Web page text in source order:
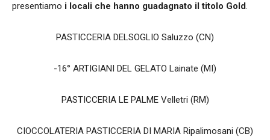
presentiamo i locali che hanno guadagnato il titolo Gold.
PASTICCERIA DELSOGLIO Saluzzo (CN)
-16° ARTIGIANI DEL GELATO Lainate (MI)
PASTICCERIA LE PALME Velletri (RM)
CIOCCOLATERIA PASTICCERIA DI MARIA Ripalimosani (CB)